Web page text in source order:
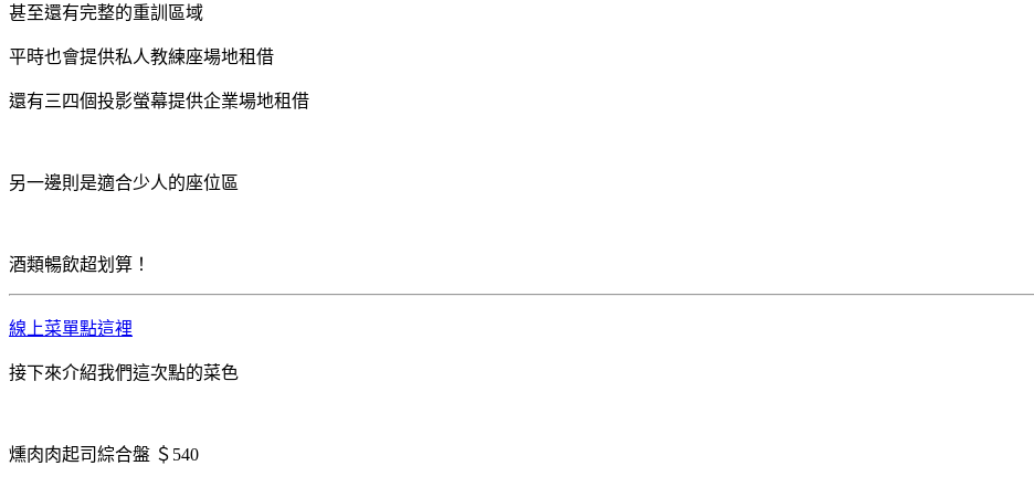
甚至還有完整的重訓區域
平時也會提供私人教練座場地租借
還有三四個投影螢幕提供企業場地租借
另一邊則是適合少人的座位區
酒類暢飲超划算！
線上菜單點這裡
接下來介紹我們這次點的菜色
燻肉肉起司綜合盤 ＄540